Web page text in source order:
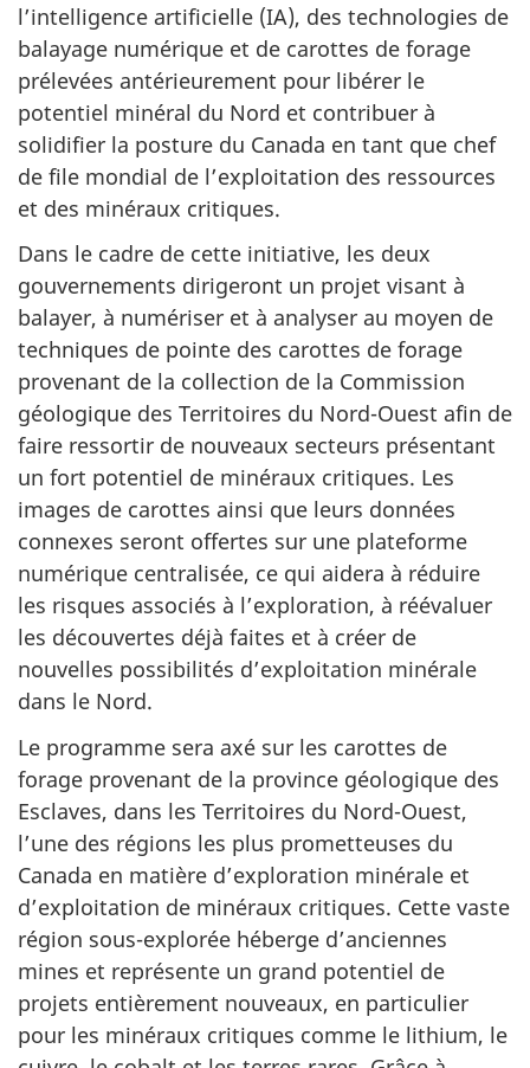
l’intelligence artificielle (IA), des technologies de
balayage numérique et de carottes de forage
prélevées antérieurement pour libérer le
potentiel minéral du Nord et contribuer à
solidifier la posture du Canada en tant que chef
de file mondial de l’exploitation des ressources
et des minéraux critiques.
Dans le cadre de cette initiative, les deux
gouvernements dirigeront un projet visant à
balayer, à numériser et à analyser au moyen de
techniques de pointe des carottes de forage
provenant de la collection de la Commission
géologique des Territoires du Nord-Ouest afin de
faire ressortir de nouveaux secteurs présentant
un fort potentiel de minéraux critiques. Les
images de carottes ainsi que leurs données
connexes seront offertes sur une plateforme
numérique centralisée, ce qui aidera à réduire
les risques associés à l’exploration, à réévaluer
les découvertes déjà faites et à créer de
nouvelles possibilités d’exploitation minérale
dans le Nord.
Le programme sera axé sur les carottes de
forage provenant de la province géologique des
Esclaves, dans les Territoires du Nord-Ouest,
l’une des régions les plus prometteuses du
Canada en matière d’exploration minérale et
d’exploitation de minéraux critiques. Cette vaste
région sous-explorée héberge d’anciennes
mines et représente un grand potentiel de
projets entièrement nouveaux, en particulier
pour les minéraux critiques comme le lithium, le